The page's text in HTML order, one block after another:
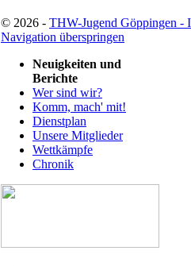
© 2026 - THW-Jugend Göppingen -
Navigation überspringen
Neuigkeiten und
Berichte
Wer sind wir?
Komm, mach' mit!
Dienstplan
Unsere Mitglieder
Wettkämpfe
Chronik